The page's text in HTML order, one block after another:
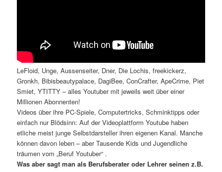
LeFloid, Unge, Aussenseiter, Dner, Die Lochis, freekickerz,
Gronkh, Bibisbeautypalace, DagiBee, ConCrafter, ApeCrime, Piet
Smiet, YTITTY – alles Youtuber mit jeweils weit über einer
Millionen Abonnenten!
Videos über ihre PC-Spiele, Computertricks, Schminktipps oder
einfach nur Blödsinn: Auf der Videoplattform Youtube haben
etliche meist junge Selbstdarsteller ihren eigenen Kanal. Manche
können davon leben – aber Tausende Kids und Jugendliche
träumen vom „Beruf Youtuber“ .
Was aber sagt man als Berufsberater oder Lehrer seinen z.B.